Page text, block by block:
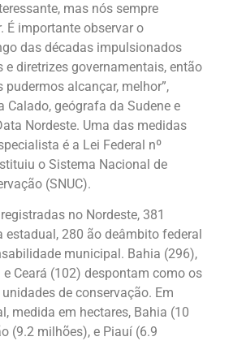
mas nós sempre
É importante observar o
das décadas impulsionados
e diretrizes governamentais, então
alcançar, melhor”,
Calado, geógrafa da Sudene e
Nordeste. Uma das medidas
é a Lei Federal nº
o Sistema Nacional de
(SNUC).
no Nordeste, 381
estadual, 280 ão deâmbito federal
municipal. Bahia (296),
e Ceará (102) despontam como os
de conservação. Em
medida em hectares, Bahia (10
(9.2 milhões), e Piauí (6.9